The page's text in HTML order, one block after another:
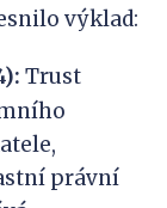
výklad:
Trust
právní